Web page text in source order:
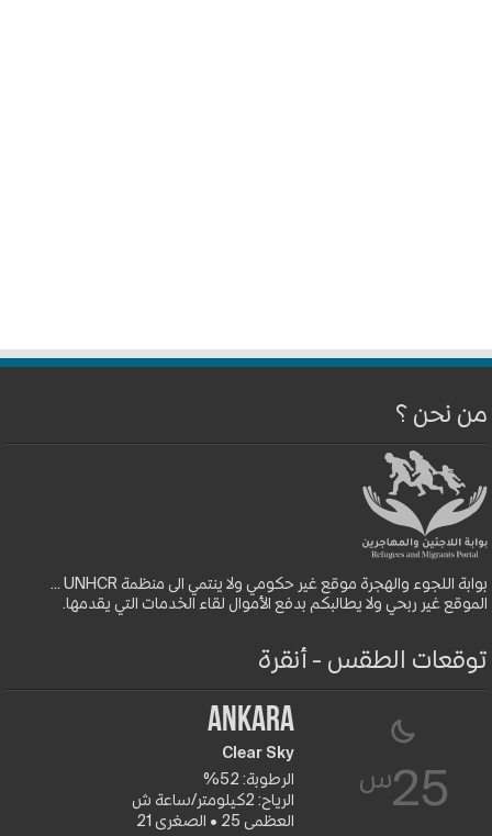
من نحن ؟
بوابة اللجوء والهجرة موقع غير حكومي ولا ينتمي الى منظمة UNHCR ...
الموقع غير ربحي ولا يطالبكم بدفع الأموال لقاء الخدمات التي يقدمها.
توقعات الطقس - أنقرة
25س
Ankara
Clear Sky
الرطوبة: 52%
الرياح: 2كيلومتر/ساعة ش
العظمى 25 • الصغرى 21